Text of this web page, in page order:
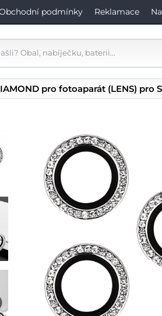
podmínky Reklamace
pro fotoaparát (LENS) pro